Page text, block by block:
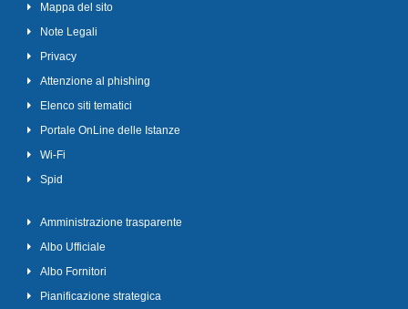
Mappa del sito
Note Legali
Privacy
Attenzione al phishing
Elenco siti tematici
Portale OnLine delle Istanze
Wi-Fi
Spid
Amministrazione trasparente
Albo Ufficiale
Albo Fornitori
Pianificazione strategica